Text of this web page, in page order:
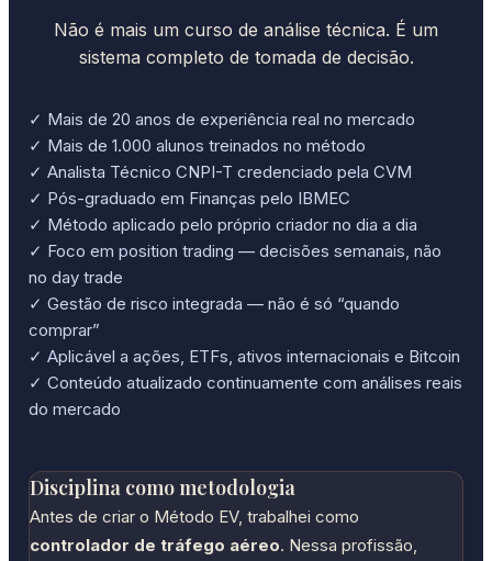
Não é mais um curso de análise técnica. É um
sistema completo de tomada de decisão.
✓ Mais de 20 anos de experiência real no mercado
✓ Mais de 1.000 alunos treinados no método
✓ Analista Técnico CNPI-T credenciado pela CVM
✓ Pós-graduado em Finanças pelo IBMEC
✓ Método aplicado pelo próprio criador no dia a dia
✓ Foco em position trading — decisões semanais, não
no day trade
✓ Gestão de risco integrada — não é só “quando
comprar”
✓ Aplicável a ações, ETFs, ativos internacionais e Bitcoin
✓ Conteúdo atualizado continuamente com análises reais
do mercado
Disciplina como metodologia
Antes de criar o Método EV, trabalhei como
controlador de tráfego aéreo. Nessa profissão,